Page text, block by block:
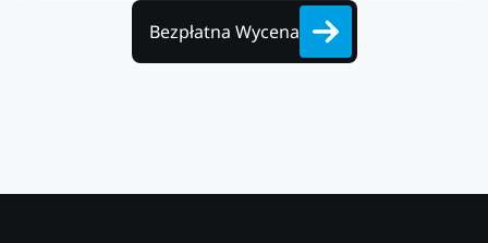
Bezpłatna Wycena